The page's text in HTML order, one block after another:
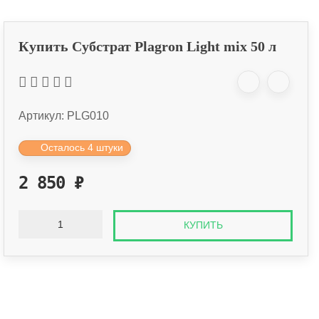
Купить Субстрат Plagron Light mix 50 л
Артикул: PLG010
Осталось 4 штуки
2 850 ₽
КУПИТЬ